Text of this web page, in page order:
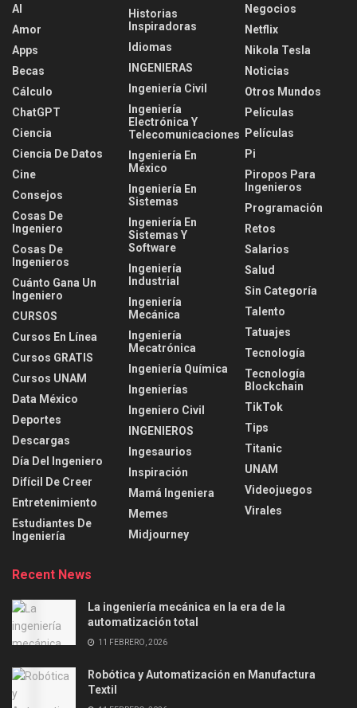
AI
Amor
Apps
Becas
Cálculo
ChatGPT
Ciencia
Ciencia De Datos
Cine
Consejos
Cosas De
Ingeniero
Cosas De
Ingenieros
Cuánto Gana Un
Ingeniero
CURSOS
Cursos En Línea
Cursos GRATIS
Cursos UNAM
Data México
Deportes
Descargas
Día Del Ingeniero
Difícil De Creer
Entretenimiento
Estudiantes De
Ingeniería
Historias
Inspiradoras
Idiomas
INGENIERAS
Ingeniería Civil
Ingeniería
Electrónica Y
Telecomunicaciones
Ingeniería En
México
Ingeniería En
Sistemas
Ingeniería En
Sistemas Y
Software
Ingeniería
Industrial
Ingeniería
Mecánica
Ingeniería
Mecatrónica
Ingeniería Química
Ingenierías
Ingeniero Civil
INGENIEROS
Ingesaurios
Inspiración
Mamá Ingeniera
Memes
Midjourney
Negocios
Netflix
Nikola Tesla
Noticias
Otros Mundos
Películas
Películas
Pi
Piropos Para
Ingenieros
Programación
Retos
Salarios
Salud
Sin Categoría
Talento
Tatuajes
Tecnología
Tecnología
Blockchain
TikTok
Tips
Titanic
UNAM
Videojuegos
Virales
Recent News
La ingeniería mecánica en la era de la
automatización total
11 FEBRERO, 2026
Robótica y Automatización en Manufactura
Textil